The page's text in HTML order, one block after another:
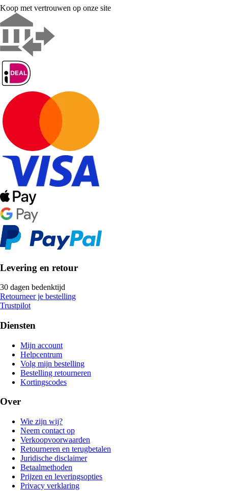
Koop met vertrouwen op onze site
Levering en retour
30 dagen bedenktijd
Retourneer je bestelling
Trustpilot
Diensten
Mijn account
Helpcentrum
Volg mijn bestelling
Bestelling retourneren
Kortingscodes
Over
Wie zijn wij?
Neem contact op
Verkoopvoorwaarden
Retourneren en terugbetalen
Juridische disclaimer
Betaalmethoden
Prijzen en leveringsopties
Privacy verklaring